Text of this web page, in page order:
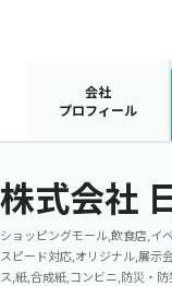
会社
プロフィール
株式会社
ショッピングモール,飲食店,イ
スピード対応,オリジナル,展示
ス,紙,合成紙,コンビニ,防災・